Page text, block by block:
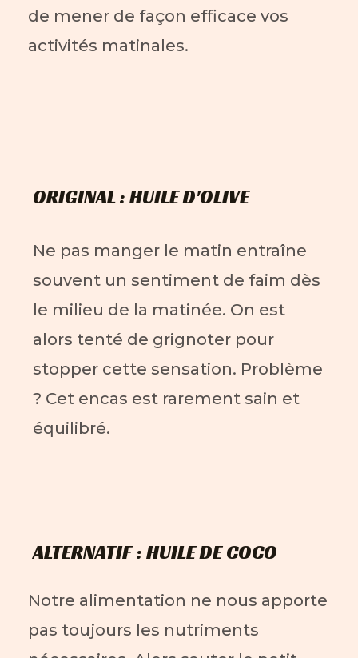
de mener de façon efficace vos
activités matinales.
ORIGINAL : HUILE D'OLIVE
Ne pas manger le matin entraîne
souvent un sentiment de faim dès
le milieu de la matinée. On est
alors tenté de grignoter pour
stopper cette sensation. Problème
? Cet encas est rarement sain et
équilibré.
ALTERNATIF : HUILE DE COCO
Notre alimentation ne nous apporte
pas toujours les nutriments